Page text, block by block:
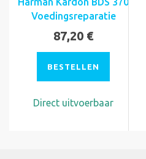
Voedingsreparatie
87,20 €
BESTELLEN
Direct uitvoerbaar